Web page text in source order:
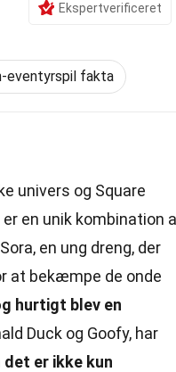
Ekspertverificeret
eventyrspil fakta
univers og Square
er en unik kombination
en ung dreng, der
at bekæmpe de onde
hurtigt blev en
Duck og Goofy, har
det er ikke kun